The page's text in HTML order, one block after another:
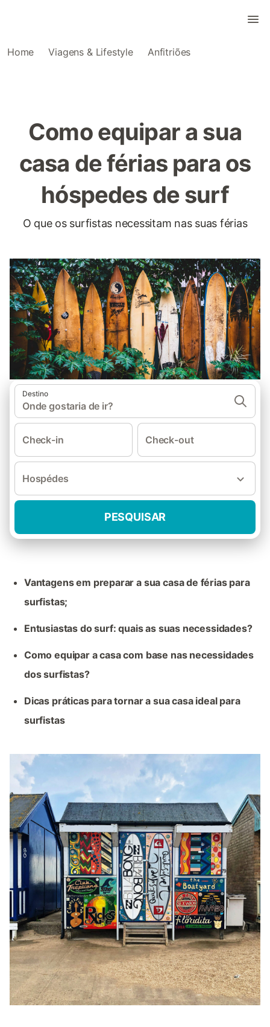
Home Viagens & Lifestyle Anfitriões
Como equipar a sua
casa de férias para os
hóspedes de surf
O que os surfistas necessitam nas suas férias
Destino
Onde gostaria de ir?
Check-in Check-out
Hospédes
PESQUISAR
Vantagens em preparar a sua casa de férias para
surfistas;
Entusiastas do surf: quais as suas necessidades?
Como equipar a casa com base nas necessidades
dos surfistas?
Dicas práticas para tornar a sua casa ideal para
surfistas